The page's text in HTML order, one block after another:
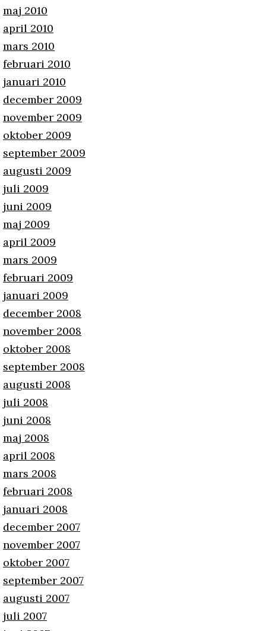
maj 2010
april 2010
mars 2010
februari 2010
januari 2010
december 2009
november 2009
oktober 2009
september 2009
augusti 2009
juli 2009
juni 2009
maj 2009
april 2009
mars 2009
februari 2009
januari 2009
december 2008
november 2008
oktober 2008
september 2008
augusti 2008
juli 2008
juni 2008
maj 2008
april 2008
mars 2008
februari 2008
januari 2008
december 2007
november 2007
oktober 2007
september 2007
augusti 2007
juli 2007